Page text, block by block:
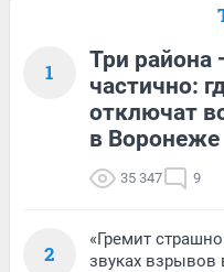
1
Три района
частично:
отключат
в Воронеже
35 347 9
2
«Гремит
звуках взрывов